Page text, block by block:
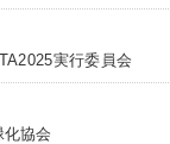
実行委員会
協会